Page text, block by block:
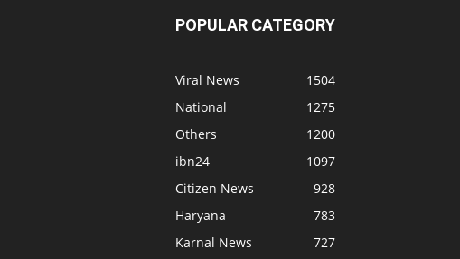
POPULAR CATEGORY
Viral News
1504
National
1275
Others
1200
ibn24
1097
Citizen News
928
Haryana
783
Karnal News
727